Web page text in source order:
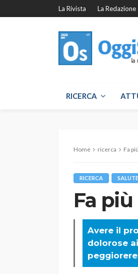
La Rivista La Redazione
RICERCA
Home ricerca Fa
RICERCA SALUTE
Fa
Avere il
dolorose